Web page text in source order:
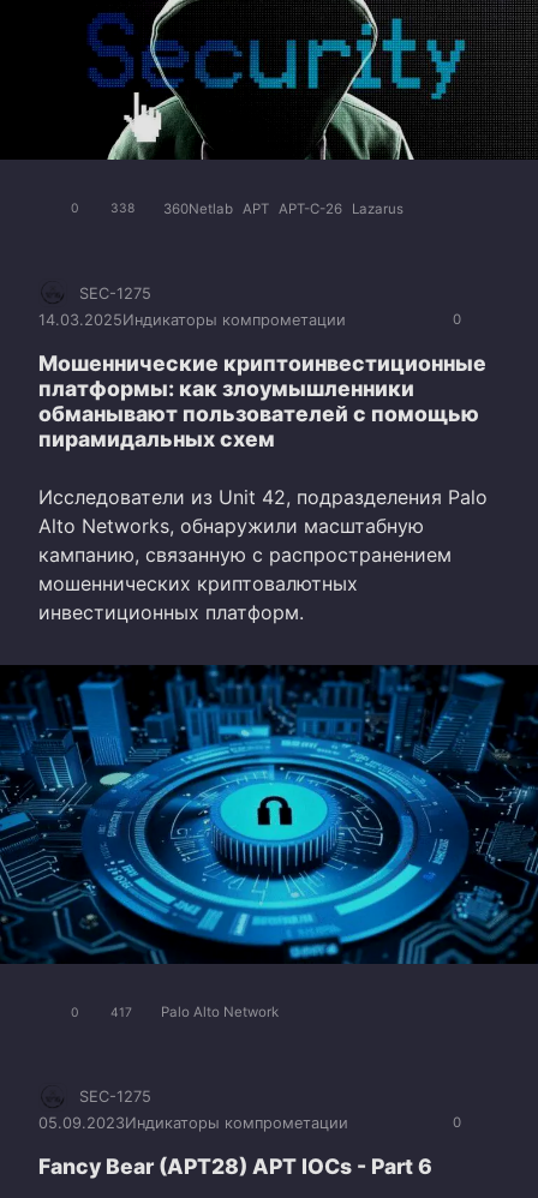
0 338 360Netlab APT APT-C-26 Lazarus
0
SEC-1275
14.03.2025Индикаторы компрометации
Мошеннические криптоинвестиционные
платформы: как злоумышленники
обманывают пользователей с помощью
пирамидальных схем
Исследователи из Unit 42, подразделения Palo
Alto Networks, обнаружили масштабную
кампанию, связанную с распространением
мошеннических криптовалютных
инвестиционных платформ.
0 417 Palo Alto Network
0
SEC-1275
05.09.2023Индикаторы компрометации
Fancy Bear (APT28) APT IOCs - Part 6